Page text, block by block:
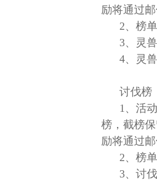
励将通过
2、榜单
3、灵兽
4、灵兽
讨
1、活动
榜，截榜
励将通过
2、榜单
3、讨伐